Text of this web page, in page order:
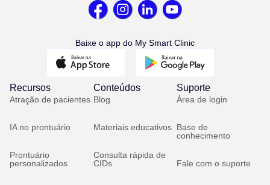
Baixe o app do My Smart Clinic
Recursos
Atração de pacientes
IA no prontuário
Prontuário
personalizados
Conteúdos
Blog
Materiais educativos
Consulta rápida de
CIDs
Suporte
Área de login
Base de
conhecimento
Fale com o suporte